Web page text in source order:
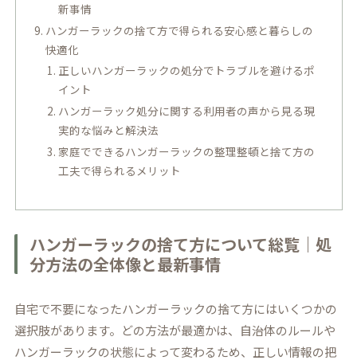
新事情
ハンガーラックの捨て方で得られる安心感と暮らしの
快適化
正しいハンガーラックの処分でトラブルを避けるポ
イント
ハンガーラック処分に関する利用者の声から見る現
実的な悩みと解決法
家庭でできるハンガーラックの整理整頓と捨て方の
工夫で得られるメリット
ハンガーラックの捨て方について総覧｜処
分方法の全体像と最新事情
自宅で不要になったハンガーラックの捨て方にはいくつかの
選択肢があります。どの方法が最適かは、自治体のルールや
ハンガーラックの状態によって変わるため、正しい情報の把